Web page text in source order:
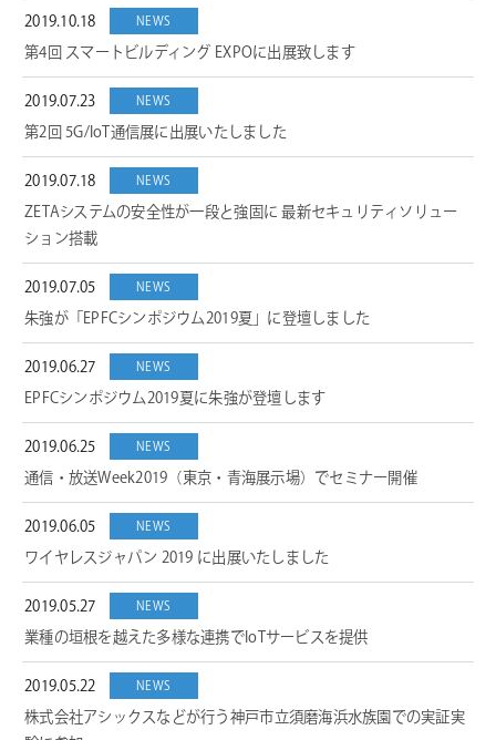
2019.10.18 NEWS
第4回 スマートビルディング EXPOに出展致します
2019.07.23 NEWS
第2回 5G/IoT通信展に出展いたしました
2019.07.18 NEWS
ZETAシステムの安全性が一段と強固に 最新セキュリティソリュー
ション搭載
2019.07.05 NEWS
朱強が「EPFCシンポジウム2019夏」に登壇しました
2019.06.27 NEWS
EPFCシンポジウム2019夏に朱強が登壇します
2019.06.25 NEWS
通信・放送Week2019（東京・青海展示場）でセミナー開催
2019.06.05 NEWS
ワイヤレスジャパン 2019 に出展いたしました
2019.05.27 NEWS
業種の垣根を越えた多様な連携でIoTサービスを提供
2019.05.22 NEWS
株式会社アシックスなどが行う神戸市立須磨海浜水族園での実証実